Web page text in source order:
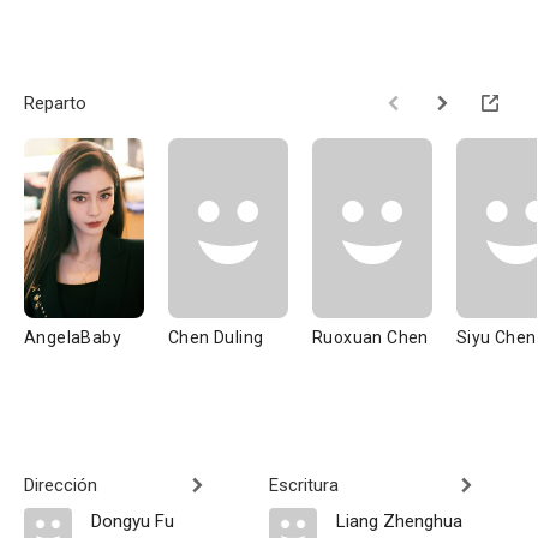
Reparto
AngelaBaby Chen Duling Ruoxuan Chen Siyu Chen
Dirección
Dongyu Fu
Escritura
Liang Zhenghua